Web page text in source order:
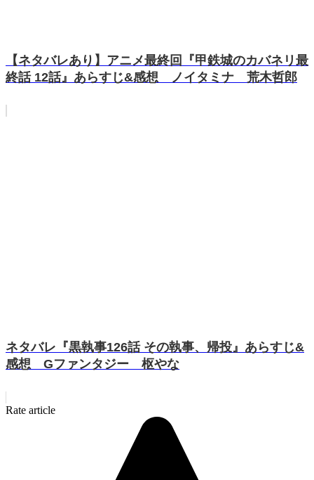
【ネタバレあり】アニメ最終回『甲鉄城のカバネリ最
終話 12話』あらすじ&感想 ノイタミナ 荒木哲郎
ネタバレ『黒執事126話 その執事、帰投』あらすじ&
感想 Gファンタジー 枢やな
Rate article